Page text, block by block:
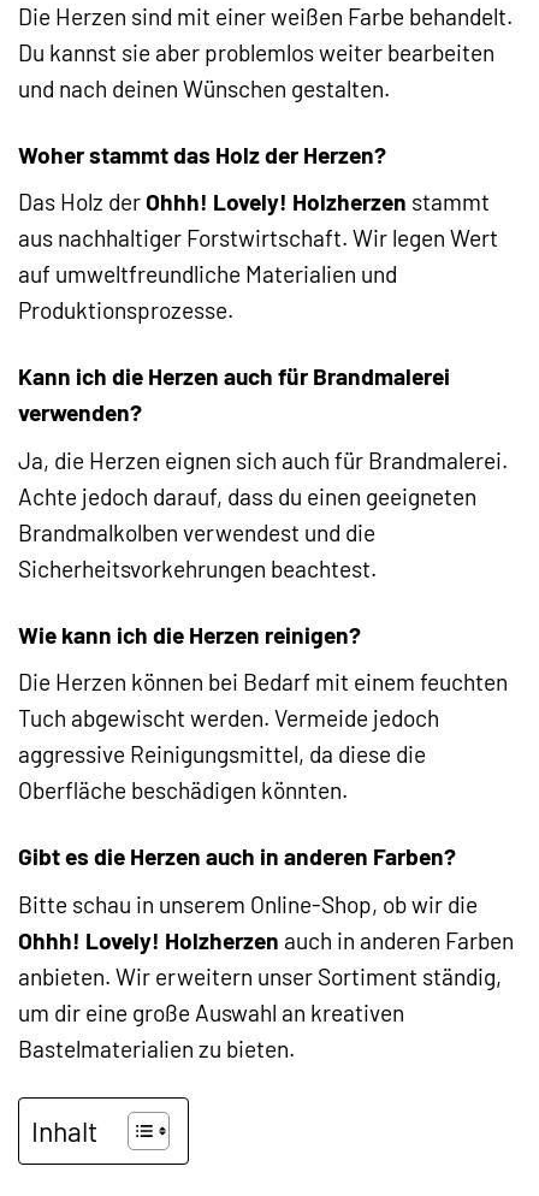
Die Herzen sind mit einer weißen Farbe behandelt.
Du kannst sie aber problemlos weiter bearbeiten
und nach deinen Wünschen gestalten.
Woher stammt das Holz der Herzen?
Das Holz derOhhh! Lovely! Holzherzen stammt
aus nachhaltiger Forstwirtschaft. Wir legen Wert
auf umweltfreundliche Materialien und
Produktionsprozesse.
Kann ich die Herzen auch für Brandmalerei
verwenden?
Ja, die Herzen eignen sich auch für Brandmalerei.
Achte jedoch darauf, dass du einen geeigneten
Brandmalkolben verwendest und die
Sicherheitsvorkehrungen beachtest.
Wie kann ich die Herzen reinigen?
Die Herzen können bei Bedarf mit einem feuchten
Tuch abgewischt werden. Vermeide jedoch
aggressive Reinigungsmittel, da diese die
Oberfläche beschädigen könnten.
Gibt es die Herzen auch in anderen Farben?
Bitte schau in unserem Online-Shop, ob wir die
Ohhh! Lovely! Holzherzen auch in anderen Farben
anbieten. Wir erweitern unser Sortiment ständig,
um dir eine große Auswahl an kreativen
Bastelmaterialien zu bieten.
Inhalt